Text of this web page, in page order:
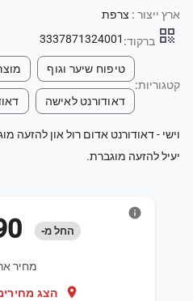
ארץ ייצור : צרפת
qr_code ברקוד: 3337871324001
קטגוריות:
טיפוח שיער וגוף
דאודורנט לאישה
יעיל להזעה מוגברת.
החל מ-
מחיר
location_on הצג
info